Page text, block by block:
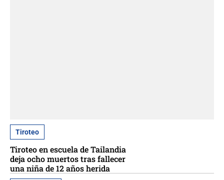
Tiroteo
Tiroteo en escuela de Tailandia
deja ocho muertos tras fallecer
una niña de 12 años herida